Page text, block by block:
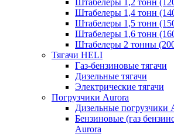
Штабелеры 1,2 тонн
Штабелеры 1,4 тонн
Штабелеры 1,5 тонн
Штабелеры 1,6 тонн
Штабелеры 2 тонны
Тягачи HELI
Газ-бензиновые тягачи
Дизельные тягачи
Электрические тягачи
Погрузчики Aurora
Дизельные погрузчики
Бензиновые (газ
Aurora